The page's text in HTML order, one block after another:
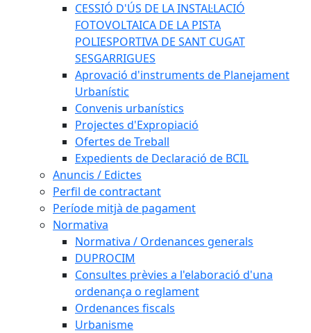
CESSIÓ D'ÚS DE LA INSTAL·LACIÓ
FOTOVOLTAICA DE LA PISTA
POLIESPORTIVA DE SANT CUGAT
SESGARRIGUES
Aprovació d'instruments de Planejament
Urbanístic
Convenis urbanístics
Projectes d'Expropiació
Ofertes de Treball
Expedients de Declaració de BCIL
Anuncis / Edictes
Perfil de contractant
Període mitjà de pagament
Normativa
Normativa / Ordenances generals
DUPROCIM
Consultes prèvies a l'elaboració d'una
ordenança o reglament
Ordenances fiscals
Urbanisme